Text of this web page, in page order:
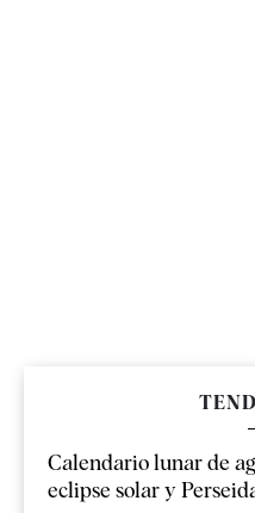
Calendario lunar de
eclipse solar y